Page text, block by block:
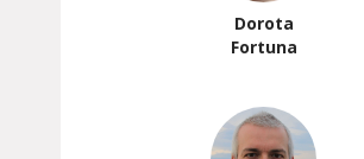
Dorota
Fortuna